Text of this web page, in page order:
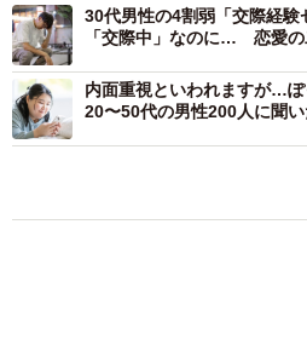
次に、どちらも35歳・年収500万
で、浮気のリスクを考えた場合
達も少ない男性」と「交際経験が
性」のどちらの男性と結婚したい
30代男性の4割弱「交際経
「交際中」なのに… 恋愛の
内面重視といわれますが…
20〜50代の男性200人に聞い